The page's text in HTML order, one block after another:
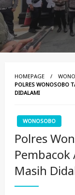
HOMEPAGE
POLRES WONOSOBO
DIDALAMI
WONOSOBO
Polres
Masih